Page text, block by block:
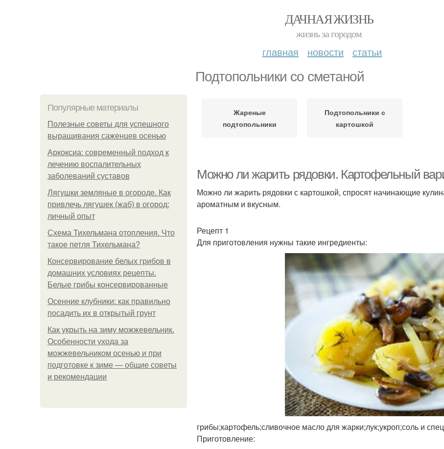
ДАЧНАЯ ЖИЗНЬ
жизнь за городом
главная новости статьи
Подтопольники со сметаной
Популярные материалы
Полезные советы для успешного
выращивания саженцев осенью
Аркоксиа: современный подход к
лечению воспалительных
заболеваний суставов
Лягушки земляные в огороде. Как
привлечь лягушек (жаб) в огород:
личный опыт
Схема Тихельмана отопления. Что
такое петля Тихельмана?
Консервирование белых грибов в
домашних условиях рецепты.
Белые грибы консервированные
Осенние клубники: как правильно
посадить их в открытый грунт
Как укрыть на зиму можжевельник.
Особенности ухода за
можжевельником осенью и при
подготовке к зиме — общие советы
и рекомендации
Жареные
подтопольники
Подтопольники с
картошкой
Можно ли жарить рядовки. Картофельный
Можно ли жарить рядовки с картошкой, спросят начинающие
ароматным и вкусным.
Рецепт 1
Для приготовления нужны такие ингредиенты:
грибы;картофель;сливочное масло для жарки;лук;укроп;соль и
Приготовление: